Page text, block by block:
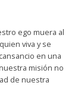
ego muera al
viva y se
en una
misión no
de nuestra